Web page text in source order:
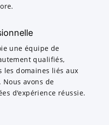
une équipe de
qualifiés,
les domaines liés aux
avons de
d'expérience réussie.